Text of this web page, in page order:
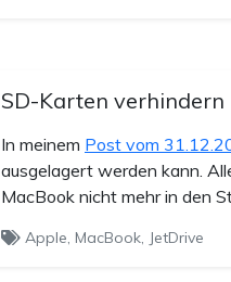
SD-Karten
In meinem Post vom
ausgelagert werden kann.
MacBook nicht mehr in den
Apple, MacBook, JetDrive